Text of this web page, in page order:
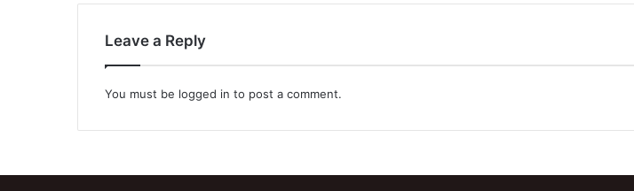
Leave a Reply
You must be logged in to post a comment.